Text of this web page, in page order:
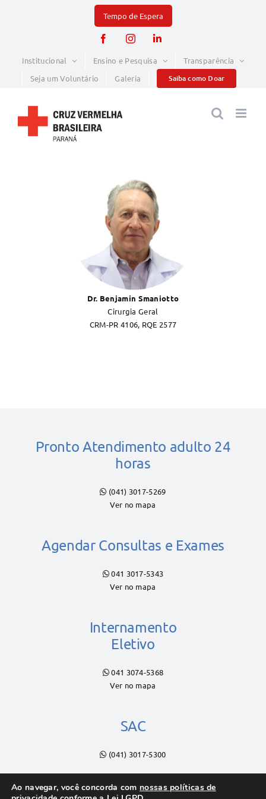
FacebookInstagramLinkedIn
Institucional Ensino e Pesquisa
Transparência
Seja um Voluntário
Galeria Saiba como Doar
Dr. Benjamin Smaniotto
Cirurgia Geral
CRM-PR 4106, RQE 2577
Pronto Atendimento adulto 24
horas
(041) 3017-5269
Ver no mapa
Agendar Consultas e Exames
041 3017-5343
Ver no mapa
Internamento
Eletivo
041 3074-5368
Ver no mapa
SAC
(041) 3017-5300
Ao navegar, você concorda com nossas políticas de